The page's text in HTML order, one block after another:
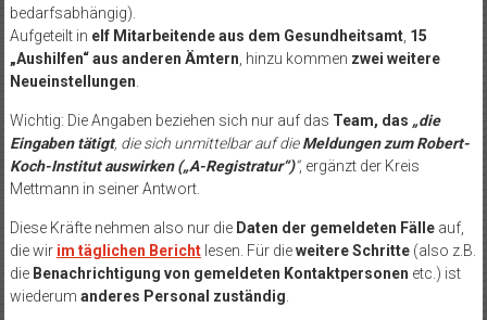
bedarfsabhängig).
Aufgeteilt in elf Mitarbeitende aus dem Gesundheitsamt, 15
„Aushilfen“ aus anderen Ämtern , hinzu kommen zwei weitere
Neueinstellungen
Wichtig: Die Angaben beziehen sich nur auf das Team, das „die
Eingaben tätigt, die sich unmittelbar auf dieMeldungen zum Robert-
Koch-Institut auswirken („A-Registratur“)“, ergänzt der Kreis
Mettmann in seiner Antwort.
Diese Kräfte nehmen also nur die Daten der gemeldeten Fälleauf,
die wir im täglichen Berichtlesen. Für dieweitere Schritte(also z.B.
die Benachrichtigung von gemeldeten Kontaktpersonen etc.) ist
wiederum anderes Personal zuständig